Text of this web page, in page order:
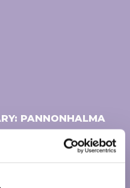
PANNONHALMA
entitled Wonders of